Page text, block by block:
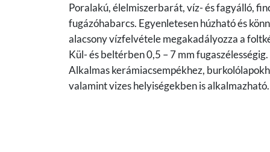
Poralakú, élelmiszerbarát, víz- és fagyálló,
fugázóhabarcs. Egyenletesen húzható és
alacsony vízfelvétele megakadályozza a
Kül- és beltérben 0,5 – 7 mm
Alkalmas kerámiacsempékhez,
valamint vizes helyiségekben is